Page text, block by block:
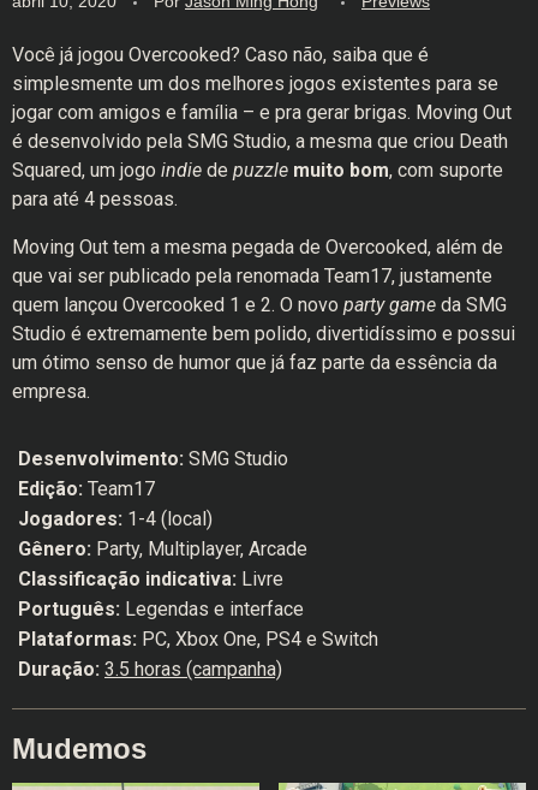
Você já jogou Overcooked? Caso não, saiba que é
simplesmente um dos melhores jogos existentes para se
jogar com amigos e família – e pra gerar brigas. Moving Out
é desenvolvido pela SMG Studio, a mesma que criou Death
Squared, um jogo indie de puzzle muito bom, com suporte
para até 4 pessoas.
Moving Out tem a mesma pegada de Overcooked, além de
que vai ser publicado pela renomada Team17, justamente
quem lançou Overcooked 1 e 2. O novo party game da SMG
Studio é extremamente bem polido, divertidíssimo e possui
um ótimo senso de humor que já faz parte da essência da
empresa.
Desenvolvimento: SMG Studio
Edição: Team17
Jogadores: 1-4 (local)
Gênero: Party, Multiplayer, Arcade
Classificação indicativa: Livre
Português: Legendas e interface
Plataformas: PC, Xbox One, PS4 e Switch
Duração: 3.5 horas (campanha)
Mudemos